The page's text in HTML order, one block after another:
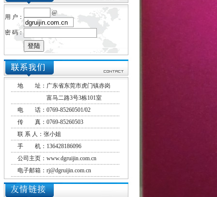
用 户：
@
密 码：
地 址：广东省东莞市虎门镇赤岗
富马二路3号3栋101室
电 话：0769-85260501/02
传 真：0769-85260503
联 系 人：张小姐
手 机：136428186096
公司主页：www.dgruijin.com.cn
电子邮箱：rj@dgruijin.com.cn